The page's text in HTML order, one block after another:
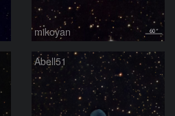
mikoyan
Abell51